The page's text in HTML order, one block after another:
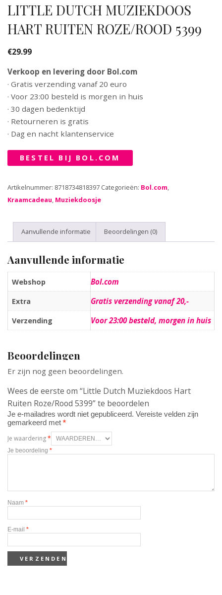
LITTLE DUTCH MUZIEKDOOS
HART RUITEN ROZE/ROOD 5399
€29.99
Verkoop en levering door Bol.com
· Gratis verzending vanaf 20 euro
· Voor 23:00 besteld is morgen in huis
· 30 dagen bedenktijd
· Retourneren is gratis
· Dag en nacht klantenservice
BESTEL BIJ BOL.COM
Artikelnummer: 8718734818397 Categorieën: Bol.com,
Kraamcadeau, Muziekdoosje
Aanvullende informatie Beoordelingen (0)
Aanvullende informatie
Webshop Bol.com
Extra Gratis verzending vanaf 20,-
Verzending Voor 23:00 besteld, morgen in huis
Beoordelingen
Er zijn nog geen beoordelingen.
Wees de eerste om “Little Dutch Muziekdoos Hart
Ruiten Roze/Rood 5399” te beoordelen
Je e-mailadres wordt niet gepubliceerd. Vereiste velden zijn
gemarkeerd met *
Je waardering*
Je beoordeling *
Naam *
E-mail *